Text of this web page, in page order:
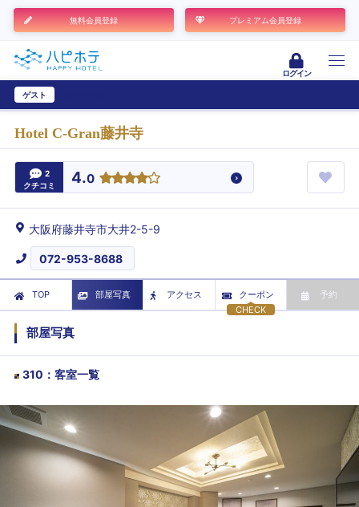
無料会員登録 プレミアム会員登録
ログイン
ゲスト
Hotel C-Gran藤井寺
2
クチコミ
4.0
大阪府藤井寺市大井2-5-9
072-953-8688
TOP 部屋写真
アクセス
CHECK
クーポン 予約
部屋写真
310 ： 客室一覧